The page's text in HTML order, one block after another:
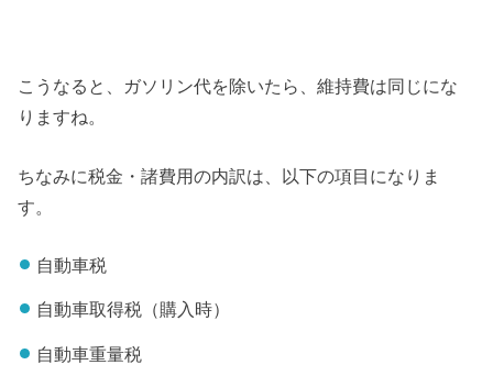
こうなると、ガソリン代を除いたら、維持費は同じにな
りますね。
ちなみに税金・諸費用の内訳は、以下の項目になりま
す。
自動車税
自動車取得税（購入時）
自動車重量税